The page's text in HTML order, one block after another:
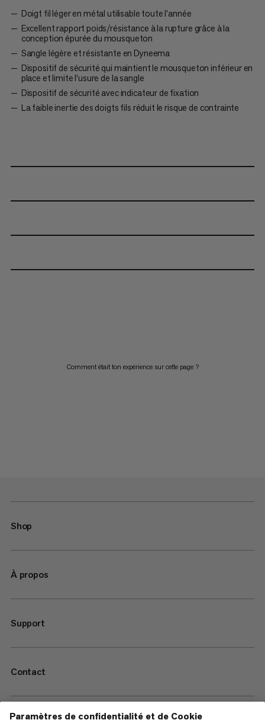
Doigt fil léger en métal utilisable toute l’année
Excellent rapport poids/résistance à la rupture grâce à la
conception épurée du mousqueton
Sangle légère et résistante en Dyneema
Dispositif de sécurité qui maintient le mousqueton inférieur en
place et limite l’usure de la sangle
Dispositif de sécurité avec indicateur de fixation
La faible inertie des doigts fils réduit le risque de contrainte
Comment était ton expérience sur cette page ?
Shop
À propos
Support
Contact